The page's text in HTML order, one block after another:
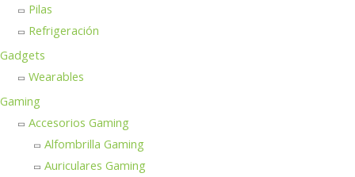
Pilas
Refrigeración
Gadgets
Wearables
Gaming
Accesorios Gaming
Alfombrilla Gaming
Auriculares Gaming